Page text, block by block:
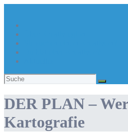
Suchen
nach:
DER PLAN –
Kartografie